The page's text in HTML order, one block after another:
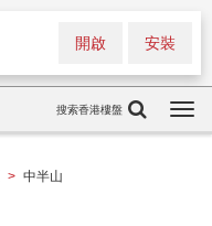
安裝
開啟
搜索香港樓盤
> 中半山